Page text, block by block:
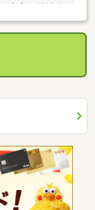
寝室10帖以上
来ます。こち
広々としたテー
件は住み心
とした空間で